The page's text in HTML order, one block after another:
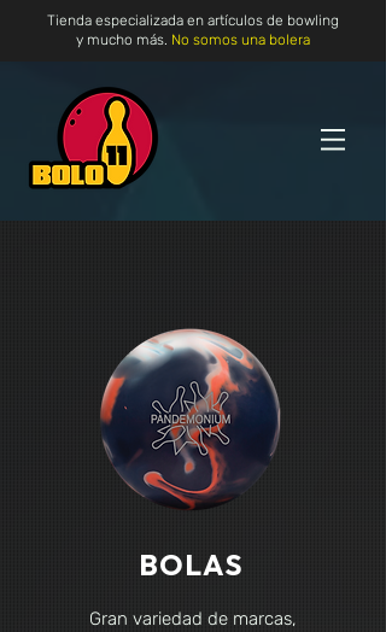
Tienda especializada en artículos de bowling
y mucho más. No somos una bolera
BOLAS
Gran variedad de marcas,